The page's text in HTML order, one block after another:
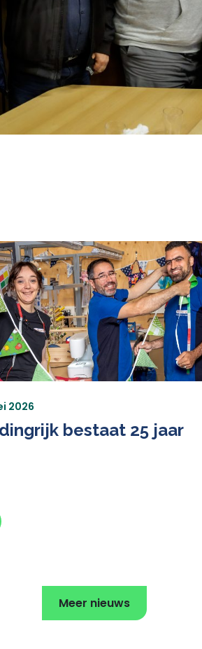
bestaat 25 jaar
2026
Meer nieuws